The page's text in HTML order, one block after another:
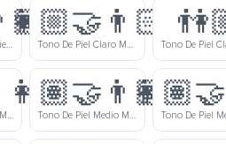
Mujer De Tono De Piel Claro Y Hombre De Tono De Piel Moreno Tomados De La Mano
👩🏼‍🤝‍👨🏻
Tono De Piel Claro Medio Mujer Y Tono De Piel Claro Hombre Tomados De La Mano
Tono De Piel Medio Mujer Y Hombre Tomados De La Mano
👩🏽‍🤝‍👨🏾
Tono De Piel Medio Mujer Y Tono De Piel Medio Moreno Hombre Tomados De La Mano